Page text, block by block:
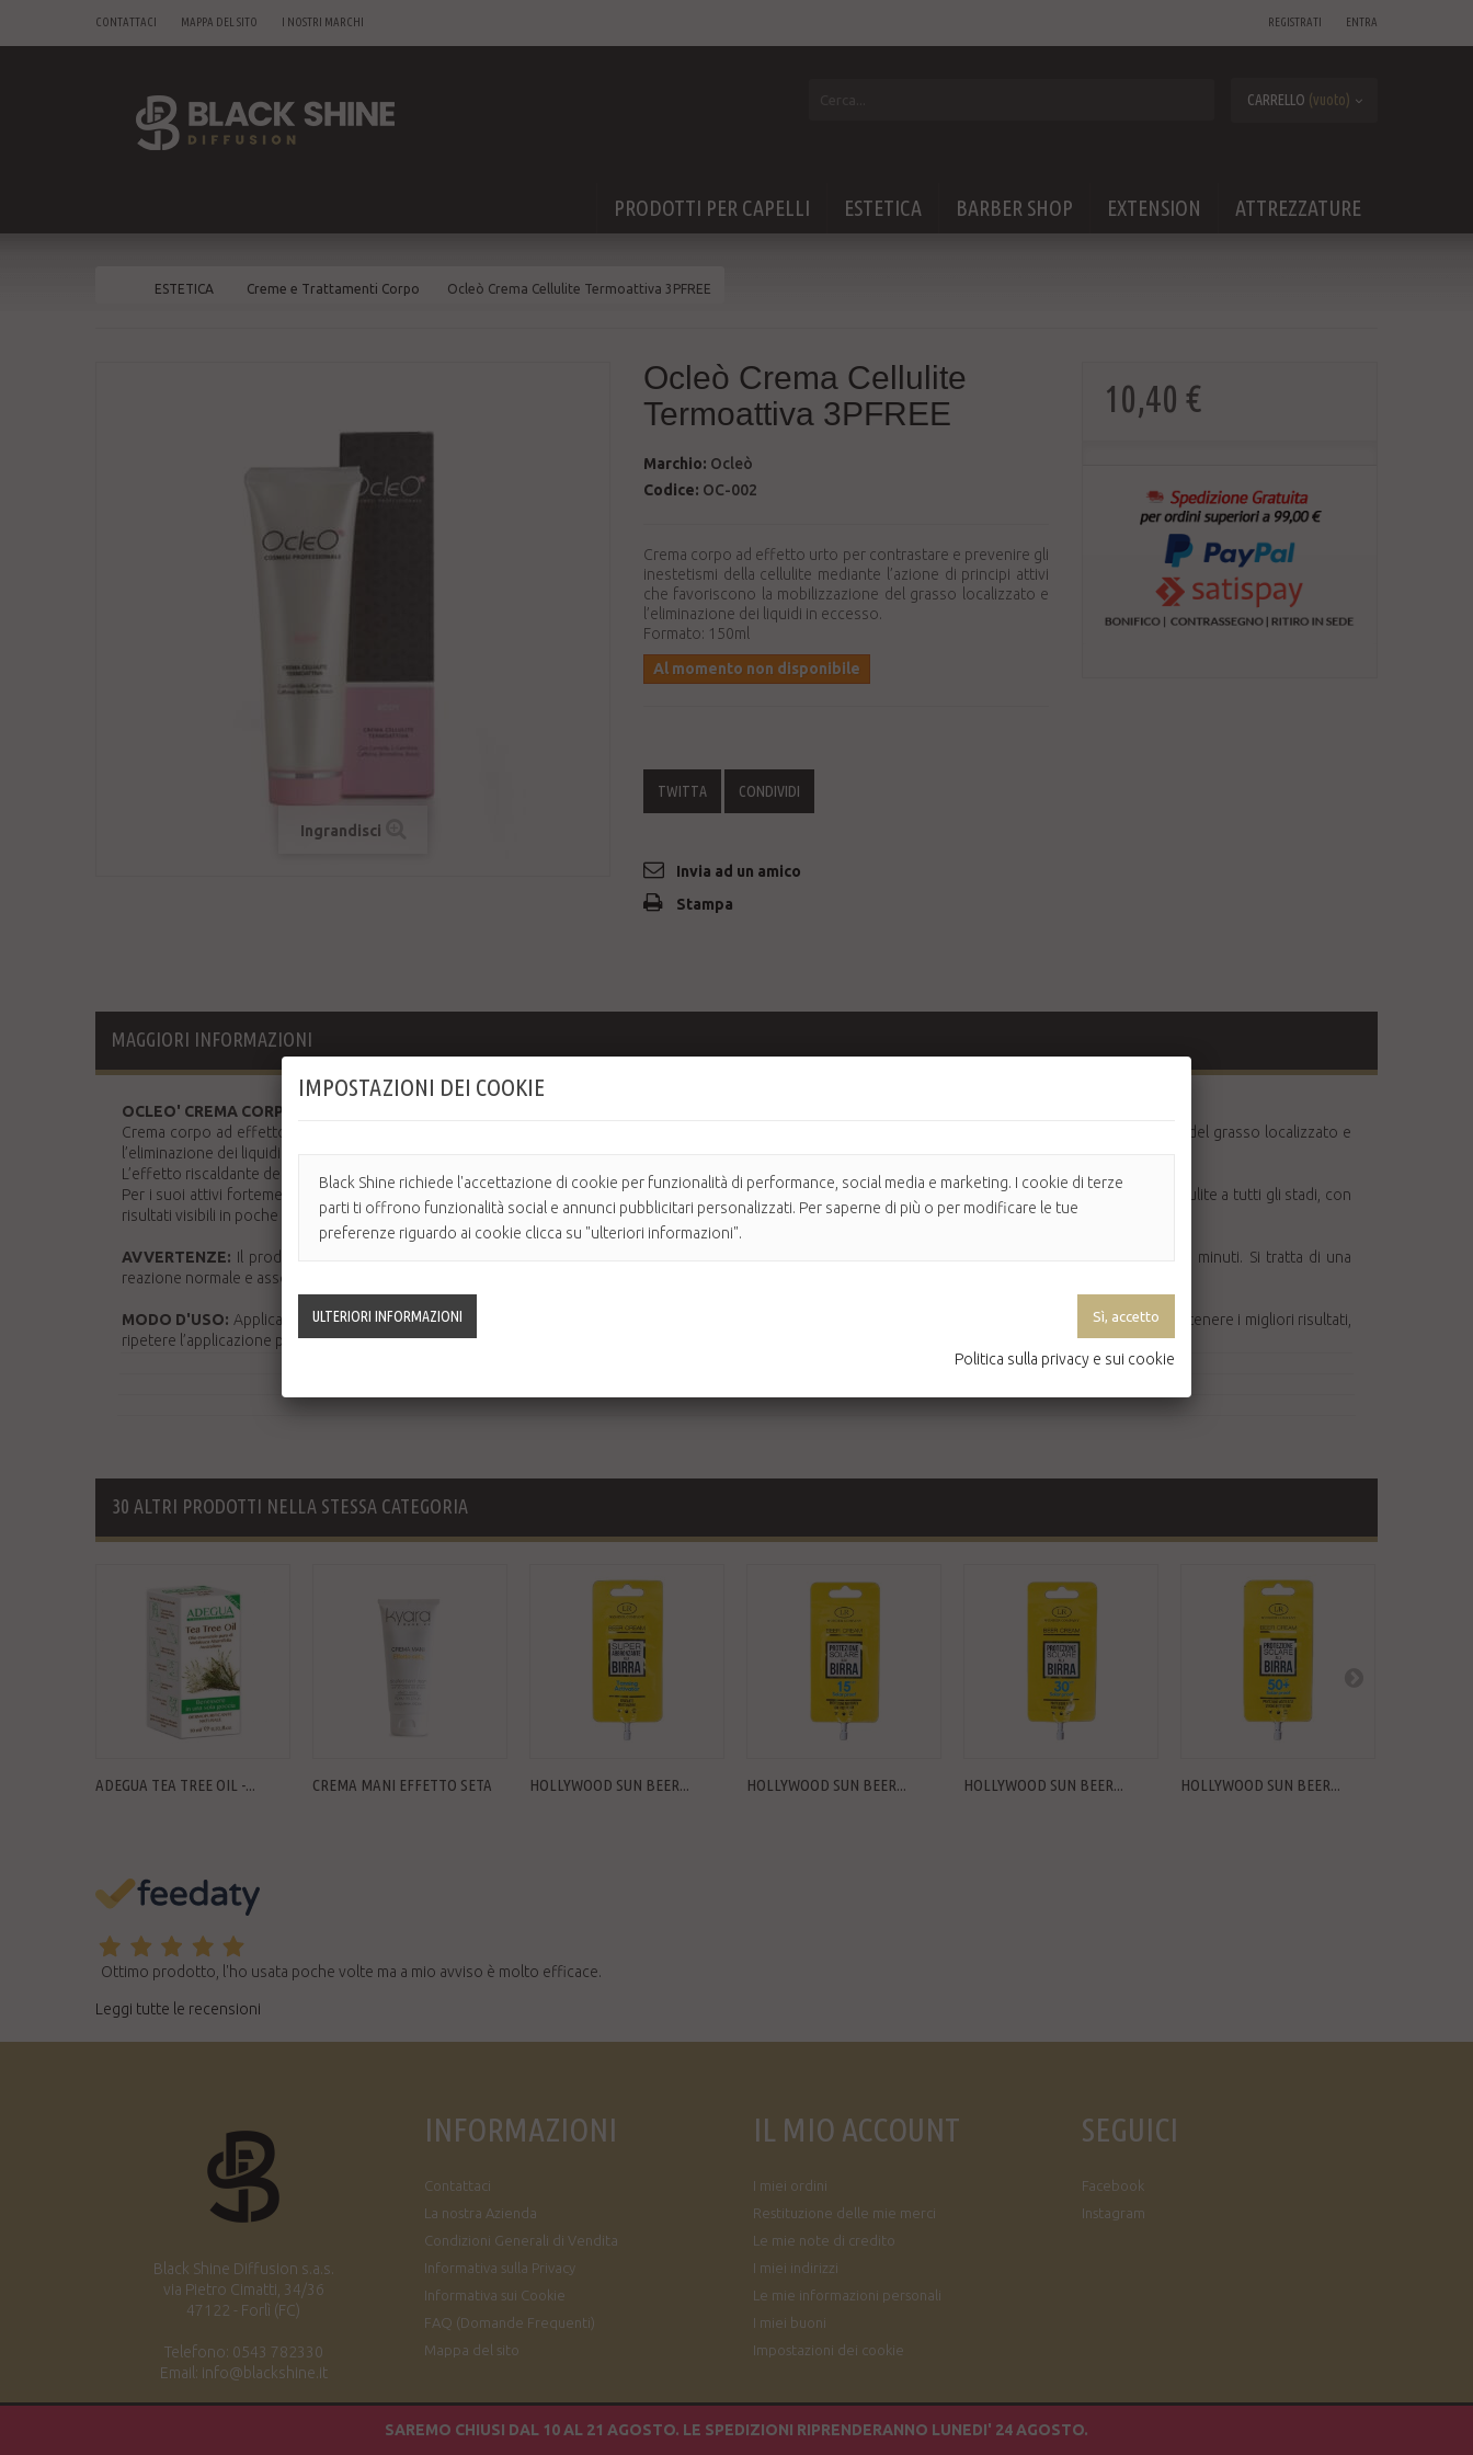
SAREMO CHIUSI DAL 10 AL 21 AGOSTO. LE SPEDIZIONI RIPRENDERANNO LUNEDI' 24 AGOSTO.
ENTRA
REGISTRATI
CONTATTACI MAPPA DEL SITO I NOSTRI MARCHI
CARRELLO (vuoto)
ATTREZZATURE
EXTENSION
BARBER SHOP
ESTETICA
PRODOTTI PER CAPELLI
ESTETICA Creme e Trattamenti Corpo Ocleò Crema Cellulite Termoattiva 3PFREE
Ingrandisci
Ocleò Crema Cellulite
Termoattiva 3PFREE
Marchio: Ocleò
Codice: OC-002
Crema corpo ad effetto urto per contrastare e prevenire gli
inestetismi della cellulite mediante l’azione di principi attivi
che favoriscono la mobilizzazione del grasso localizzato e
l’eliminazione dei liquidi in eccesso.
Formato: 150ml
Al momento non disponibile
TWITTA CONDIVIDI
Invia ad un amico
Stampa
10,40 €
MAGGIORI INFORMAZIONI
OCLEO' CREMA CORPO CELLULITE TERMICA 3PFREE
Crema corpo ad effetto urto per contrastare e prevenire gli inestetismi della cellulite mediante l’azione di principi attivi che favoriscono la mobilizzazione del grasso localizzato e
l’eliminazione dei liquidi in eccesso.
L’effetto riscaldante del Nicotinato di Metile, derivato dal tabacco, permette di sciogliere gli accumuli adiposi e riattivare la circolazione sanguigna.
Per i suoi attivi fortemente disinfiltranti, riducenti e snellenti, quali Carnitina, Caffeina, Bromelina, Rusco e Centella, è efficace contro gli inestetismi della cellulite a tutti gli stadi, con
risultati visibili in poche settimane.
AVVERTENZE: Il prodotto crea una forte iperemia (maggior afflusso di sangue alla zona trattata) con rossore e/o pizzicorio che può persistere 40-60 minuti. Si tratta di una
reazione normale e assolutamente innocua.
MODO D'USO: Applicare 2 volte al giorno un’abbondante dose di prodotto e massaggiare con movimenti circolari sino a un completo assorbimento. Per ottenere i migliori risultati,
ripetere l’applicazione per 4 settimane consecutive.
30 ALTRI PRODOTTI NELLA STESSA CATEGORIA
ADEGUA TEA TREE OIL -... CREMA MANI EFFETTO SETA HOLLYWOOD SUN BEER... HOLLYWOOD SUN BEER... HOLLYWOOD SUN BEER... HOLLYWOOD SUN BEER...
Ottimo prodotto, l'ho usata poche volte ma a mio avviso è molto efficace.
Leggi tutte le recensioni
Black Shine Diffusion s.a.s.
via Pietro Cimatti, 34/36
47122 - Forlì (FC)
Telefono: 0543 782330
Email: info@blackshine.it
INFORMAZIONI
Contattaci
La nostra Azienda
Condizioni Generali di Vendita
Informativa sulla Privacy
Informativa sui Cookie
FAQ (Domande Frequenti)
Mappa del sito
IL MIO ACCOUNT
I miei ordini
Restituzione delle mie merci
Le mie note di credito
I miei indirizzi
Le mie informazioni personali
I miei buoni
Impostazioni dei cookie
SEGUICI
Facebook
Instagram
IMPOSTAZIONI DEI COOKIE
Black Shine richiede l'accettazione di cookie per funzionalità di performance, social media e marketing. I cookie di terze
parti ti offrono funzionalità social e annunci pubblicitari personalizzati. Per saperne di più o per modificare le tue
preferenze riguardo ai cookie clicca su "ulteriori informazioni".
Politica sulla privacy e sui cookie